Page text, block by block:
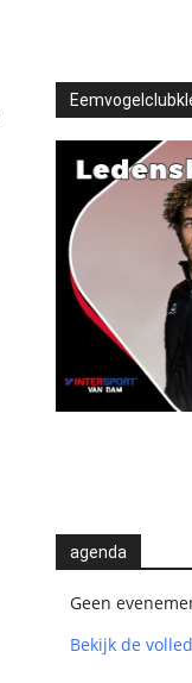
agenda
Geen
Bekijk de